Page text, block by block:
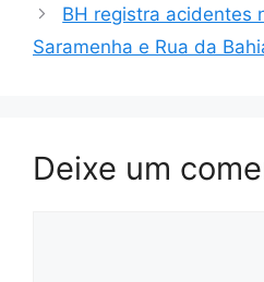
BH registra acidentes
Saramenha e Rua da
Deixe um